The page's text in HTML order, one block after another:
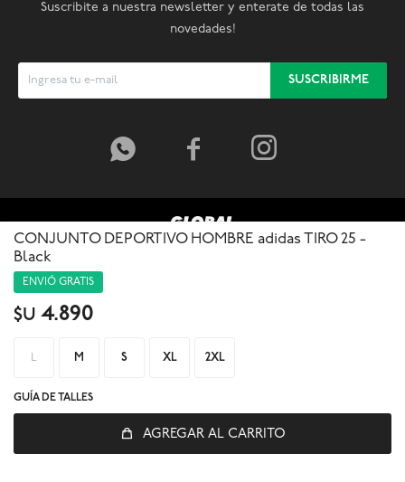
CONJUNTO DEPORTIVO HOMBRE adidas TIRO 25 -
Black
ENVIÓ GRATIS
$U 4.890
L M S XL 2XL
GUÍA DE TALLES
AGREGAR AL CARRITO
Suscribite a nuestra newsletter y enterate de todas las
novedades!
SUSCRIBIRME
  